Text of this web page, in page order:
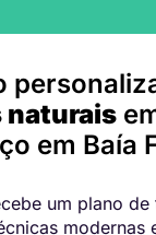
naturais
em Baía
um plano de
modernas